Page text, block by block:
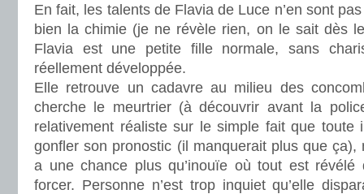
En fait, les talents de Flavia de Luce n’en sont pas
bien la chimie (je ne révèle rien, on le sait dès
Flavia est une petite fille normale, sans
réellement développée.
Elle retrouve un cadavre au milieu des
cherche le meurtrier (à découvrir avant la
relativement réaliste sur le simple fait que toute
gonfler son pronostic (il manquerait plus que
a une chance plus qu’inouïe où tout est révélé
forcer. Personne n’est trop inquiet qu’elle